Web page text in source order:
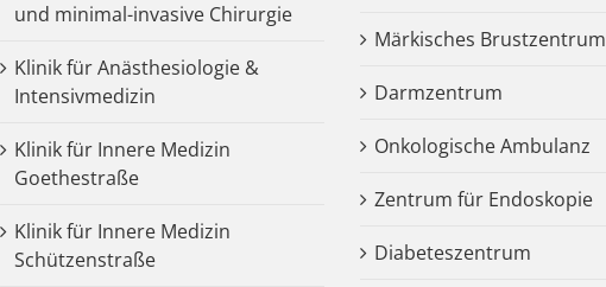
und minimal-invasive Chirurgie
Klinik für Anästhesiologie &
Intensivmedizin
Klinik für Innere Medizin
Goethestraße
Klinik für Innere Medizin
Schützenstraße
Märkisches Brustzentrum
Darmzentrum
Onkologische Ambulanz
Zentrum für Endoskopie
Diabeteszentrum